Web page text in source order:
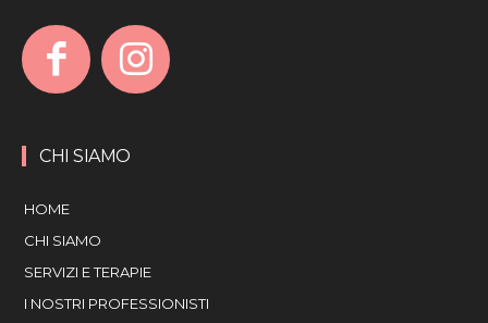
CHI SIAMO
HOME
CHI SIAMO
SERVIZI E TERAPIE
I NOSTRI PROFESSIONISTI